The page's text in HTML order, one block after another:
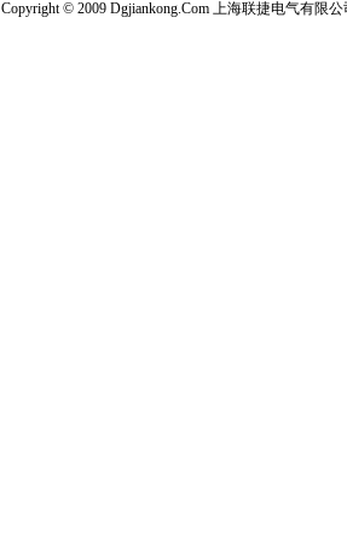
Copyright © 2009 Dgjiankong.Com 上海联捷电气有限